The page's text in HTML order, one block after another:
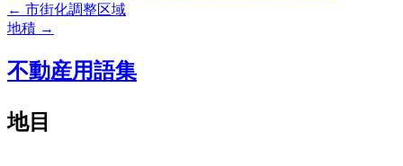
← 市街化調整区域
地積 →
不動産用語集
地目